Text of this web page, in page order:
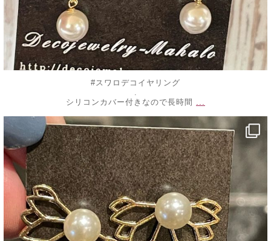
#スワロデコイヤリング
.
シリコンカバー付きなので長時間 ...
decojewelrymahalo
7月 25